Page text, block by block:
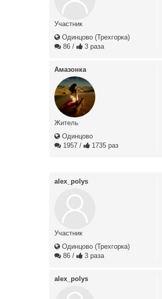
Участник
Одинцово (Трехгорка)
86 / 3 раза
Амазонка
Житель
Одинцово
1957 / 1735 раз
alex_polys
Участник
Одинцово (Трехгорка)
86 / 3 раза
alex_polys